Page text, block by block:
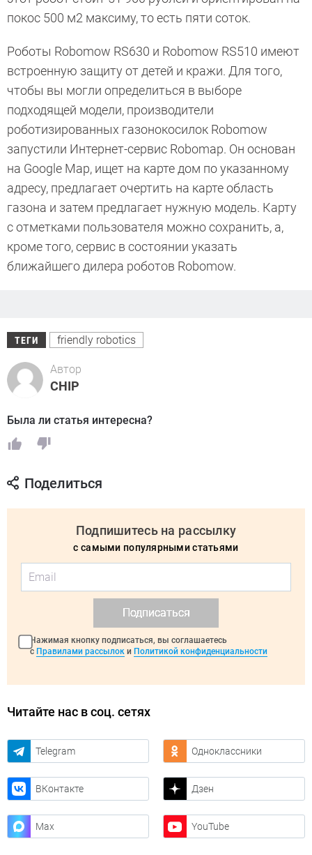
покос 500 м2 максиму, то есть пяти соток.
Роботы Robomow RS630 и Robomow RS510 имеют
встроенную защиту от детей и кражи. Для того,
чтобы вы могли определиться в выборе
подходящей модели, производители
роботизированных газонокосилок Robomow
запустили Интернет-сервис Robomap. Он основан
на Google Map, ищет на карте дом по указанному
адресу, предлагает очертить на карте область
газона и затем предлагает нужную модель. Карту
с отметками пользователя можно сохранить, а,
кроме того, сервис в состоянии указать
ближайшего дилера роботов Robomow.
ТЕГИ friendly robotics
Автор
CHIP
Была ли статья интересна?
Поделиться
Подпишитесь на рассылку
с самыми популярными статьями
Подписаться
Нажимая кнопку подписаться, вы соглашаетесь
с Правилами рассылок и Политикой конфиденциальности
Читайте нас в соц. сетях
Telegram Одноклассники
ВКонтакте Дзен
Max YouTube